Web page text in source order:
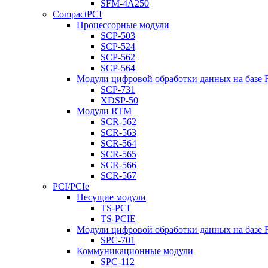
SFM-4A250
CompactPCI
Процессорные модули
SCP-503
SCP-524
SCP-562
SCP-564
Модули цифровой обработки данных на базе
SCP-731
XDSP-50
Модули RTM
SCR-562
SCR-563
SCR-564
SCR-565
SCR-566
SCR-567
PCI/PCIe
Несущие модули
TS-PCI
TS-PCIE
Модули цифровой обработки данных на базе
SPC-701
Коммуникационные модули
SPC-112